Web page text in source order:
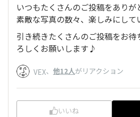
いつもたくさんのご投稿をありが
素敵な写真の数々、楽しみにして
引き続きたくさんのご投稿をお待
ろしくお願いします♪
VEX、 他12人がリアクション
いいね